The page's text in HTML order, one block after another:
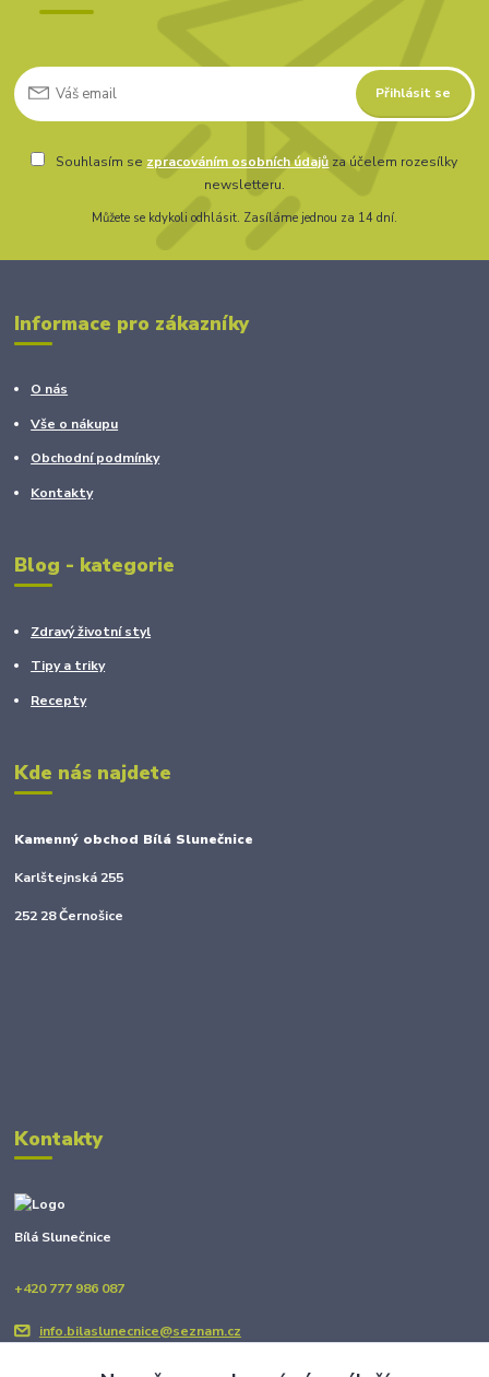
Přihlásit se
Souhlasím se zpracováním osobních údajů za účelem rozesílky
newsletteru.
Můžete se kdykoli odhlásit. Zasíláme jednou za 14 dní.
Informace pro zákazníky
O nás
Vše o nákupu
Obchodní podmínky
Kontakty
Blog - kategorie
Zdravý životní styl
Tipy a triky
Recepty
Kde nás najdete
Kamenný obchod Bílá Slunečnice
Karlštejnská 255
252 28 Černošice
Kontakty
Bílá Slunečnice
+420 777 986 087
info.bilaslunecnice@seznam.cz